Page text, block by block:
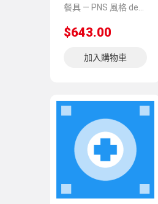
$643.00
加入購物車